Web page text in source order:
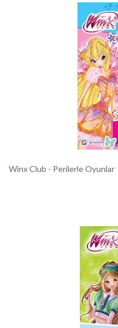
Winx Club - Perilerle Oyunlar